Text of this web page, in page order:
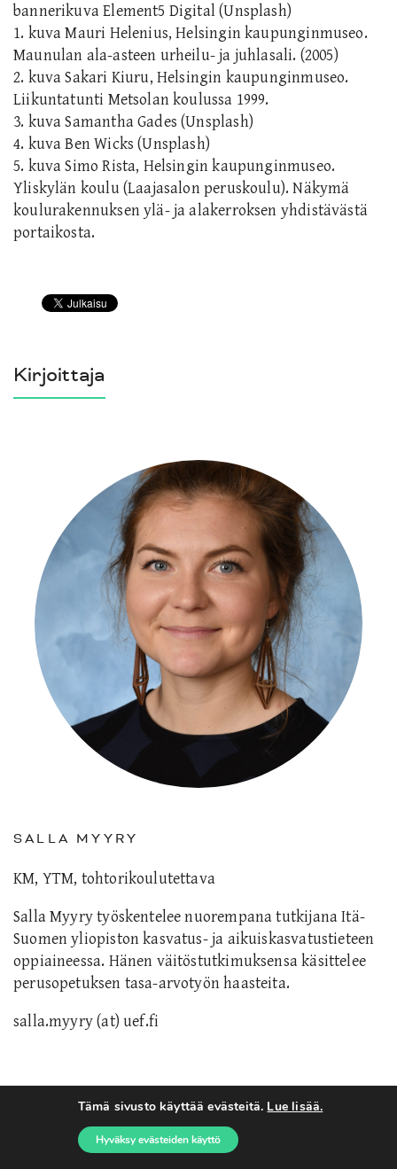
bannerikuva Element5 Digital (Unsplash)
1. kuva Mauri Helenius, Helsingin kaupunginmuseo.
Maunulan ala-asteen urheilu- ja juhlasali. (2005)
2. kuva Sakari Kiuru, Helsingin kaupunginmuseo.
Liikuntatunti Metsolan koulussa 1999.
3. kuva Samantha Gades (Unsplash)
4. kuva Ben Wicks (Unsplash)
5. kuva Simo Rista, Helsingin kaupunginmuseo.
Yliskylän koulu (Laajasalon peruskoulu). Näkymä
koulurakennuksen ylä- ja alakerroksen yhdistävästä
portaikosta.
Kirjoittaja
SALLA MYYRY
KM, YTM, tohtorikoulutettava
Salla Myyry työskentelee nuorempana tutkijana Itä-
Suomen yliopiston kasvatus- ja aikuiskasvatustieteen
oppiaineessa. Hänen väitöstutkimuksensa käsittelee
perusopetuksen tasa-arvotyön haasteita.
salla.myyry (at) uef.fi
Tämä sivusto käyttää evästeitä. Lue lisää.
Hyväksy evästeiden käyttö